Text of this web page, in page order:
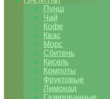
Пунш
Чай
Кофе
Квас
Морс
Сбитень
Кисель
Компоты
Фруктовые
Лимонад
Газированные